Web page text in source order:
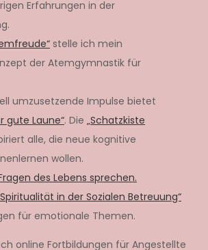
Erfahrungen in der
stelle ich mein
der Atemgymnastik für
umzusetzende Impulse bietet
gute Laune“. Die „Schatzkiste
alle, die neue kognitive
wollen.
des Lebens sprechen.
in der Sozialen Betreuung“
für emotionale Themen.
online Fortbildungen für Angestellte